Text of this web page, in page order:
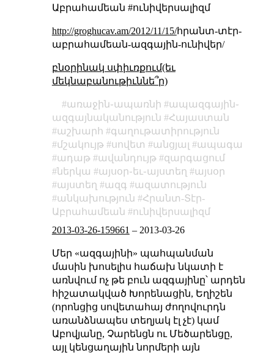
Աբրահամեան #ունիվերսալիզմ
http://groghucav.am/2012/11/15/հրանտ-տէր-
աբրահամեան-ազգային-ունիվեր/
բնօրինակ սփիւռքում(եւ
մեկնաբանութիւննե՞ր)
առաջին֊ապառնի
ապազգային֊
ազգայնականություն
Հայաստան
աշխարհ
գաղութատիրություն
մշակույթ
սովետ անցյալ
ապագա
ադաթ
ավանդույթ
զարգացում
ներկա
այսօր֊եւ֊այստեղ
այսօր
այստեղ
ազգ
ազատություն
անկախություն
Հրանտ-Տէր-
Աբրահամեան
ունիվերսալիզմ
2013-03-26-159661 – 2013-03-26
Մեր «ազգայինի» պահպանման
մասին խոսելիս հաճախ նկատի է
առնվում ոչ թե բուն ազգայինը՝ արդեն
հիշատակված Խորենացին, Եղիշեն
(որոնցից սովետահայ ժողովուրդն
առանձնապես տեղյակ էլ չէ) կամ
Աբովյանը, Չարենցն ու Մեծարենցը,
այլ կենցաղային նորմերի այն